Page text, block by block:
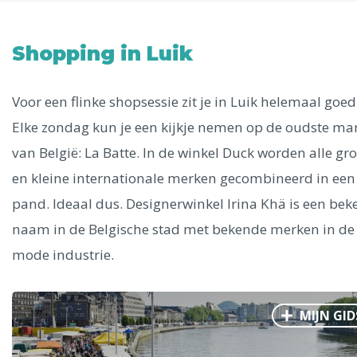
Phoenix
Dresden
Shopping in Luik
Voor een flinke shopsessie zit je in Luik helemaal
Elke zondag kun je een kijkje nemen op de oudste
van België: La Batte. In de winkel Duck worden alle
en kleine internationale merken gecombineerd in een
pand. Ideaal dus. Designerwinkel Irina Khä is een
naam in de Belgische stad met bekende merken in de
mode industrie.
MIJN